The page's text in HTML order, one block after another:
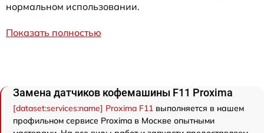
нормальном использовании.
Показать полностью
Замена датчиков кофемашины F11 Proxima
[dataset:services:name] Proxima F11 выполняется в нашем
профильном сервисе Proxima в Москве опытными